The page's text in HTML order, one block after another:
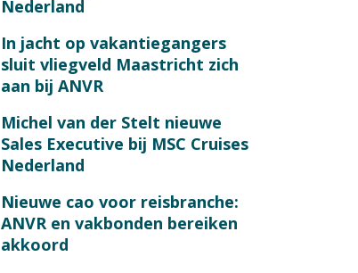
Nederland
In jacht op vakantiegangers
sluit vliegveld Maastricht zich
aan bij ANVR
Michel van der Stelt nieuwe
Sales Executive bij MSC Cruises
Nederland
Nieuwe cao voor reisbranche:
ANVR en vakbonden bereiken
akkoord